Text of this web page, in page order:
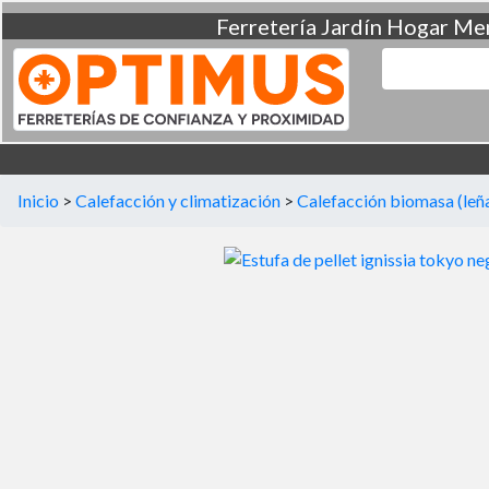
Ferretería Jardín Hogar
Inicio > Calefacción y climatización > Calefacción biomasa